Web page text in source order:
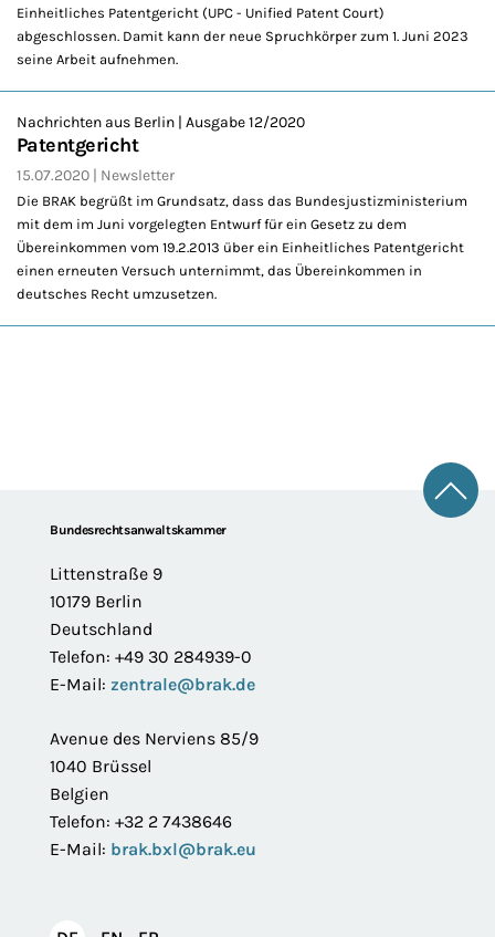
Einheitliches Patentgericht (UPC - Unified Patent Court)
abgeschlossen. Damit kann der neue Spruchkörper zum 1. Juni 2023
seine Arbeit aufnehmen.
Nachrichten aus Berlin | Ausgabe 12/2020
Patentgericht
15.07.2020 Newsletter
Die BRAK begrüßt im Grundsatz, dass das Bundesjustizministerium
mit dem im Juni vorgelegten Entwurf für ein Gesetz zu dem
Übereinkommen vom 19.2.2013 über ein Einheitliches Patentgericht
einen erneuten Versuch unternimmt, das Übereinkommen in
deutsches Recht umzusetzen.
FooterBundesrechtsanwaltskammer
Littenstraße 9
10179 Berlin
Deutschland
Telefon: +49 30 284939-0
E-Mail: zentrale@brak.de
Avenue des Nerviens 85/9
1040 Brüssel
Belgien
Telefon: +32 2 7438646
E-Mail: brak.bxl@brak.eu